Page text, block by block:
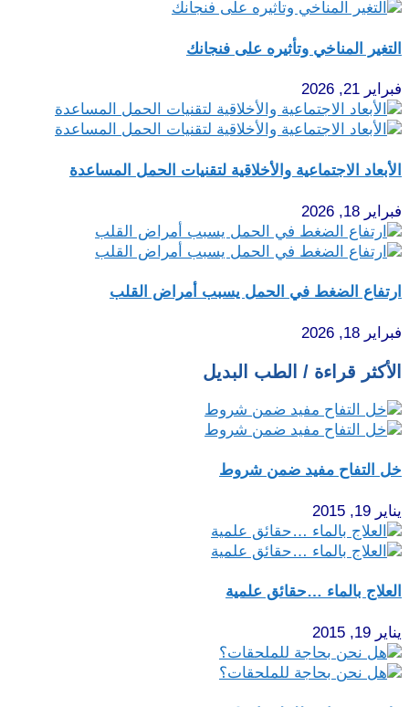
التغير المناخي وتأثيره على فنجانك
فبراير 21, 2026
الأبعاد الاجتماعية والأخلاقية لتقنيات الحمل المساعدة
فبراير 18, 2026
ارتفاع الضغط في الحمل يسبب أمراض القلب
فبراير 18, 2026
الأكثر قراءة / الطب البديل
خل التفاح مفيد ضمن شروط
يناير 19, 2015
العلاج بالماء …حقائق علمية
يناير 19, 2015